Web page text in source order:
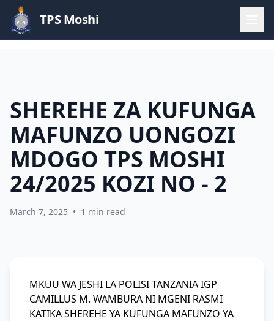
TPS Moshi
SHEREHE ZA KUFUNGA
MAFUNZO UONGOZI
MDOGO TPS MOSHI
24/2025 KOZI NO - 2
March 7, 2025 • 1 min read
MKUU WA JESHI LA POLISI TANZANIA IGP
CAMILLUS M. WAMBURA NI MGENI RASMI
KATIKA SHEREHE YA KUFUNGA MAFUNZO YA